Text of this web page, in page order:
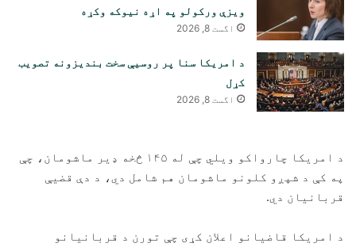
ویزې ورکولو په اړه نیوکه وکړه
اگست 8, 2026
د امریکا سنا پر روسیې سخت بندیزونه تصویب
کړل
اگست 8, 2026
د امریکا چارواکو ویلي چې له ۱۴۵ څخه ډیر ماشومان، چې
په کې د شپږو کلونو ماشومان هم شامل دي، د دې قضیې
قربانیان دي.
د امریکا قاضیانو اعلان کړی چې تورن د قربانیانو